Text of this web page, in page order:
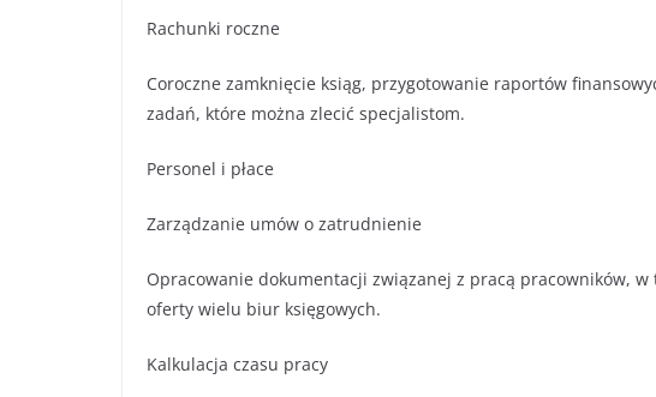
Rachunki roczne
Coroczne zamknięcie ksiąg, przygotowanie raportów
zadań, które można zlecić specjalistom.
Personel i płace
Zarządzanie umów o zatrudnienie
Opracowanie dokumentacji związanej z pracą pracowników,
oferty wielu biur księgowych.
Kalkulacja czasu pracy